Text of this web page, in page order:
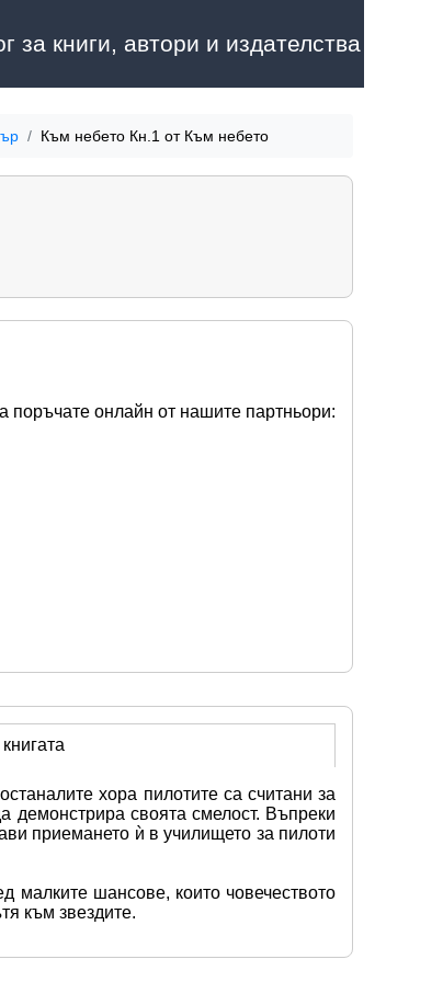
за книги, автори и издателства
Към небето Кн.1 от Към небето
поръчате онлайн от нашите партньори:
хора пилотите са считани за
демонстрира своята смелост. Въпреки
приемането ѝ в училището за пилоти
малките шансове, които човечеството
към звездите.